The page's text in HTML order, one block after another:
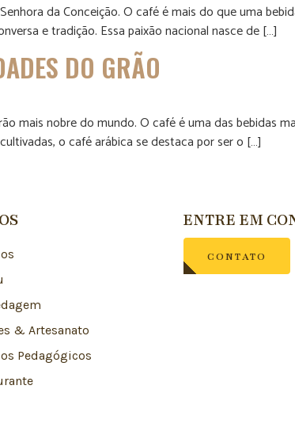
da Conceição. O café é mais do que uma
e tradição. Essa paixão nacional nasce de […]
DO GRÃO
mais nobre do mundo. O café é uma das bebidas
o café arábica se destaca por ser o […]
& Artesanato
Pedagógicos
ENTRE EM
CONTATO